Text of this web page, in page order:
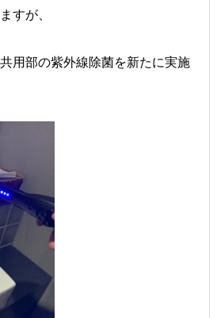
すが、
用部の紫外線除菌を新たに実施